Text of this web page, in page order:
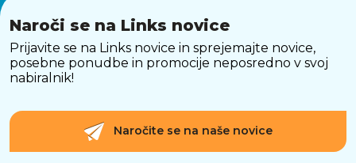
Naroči se na Links novice
Prijavite se na Links novice in sprejemajte novice,
posebne ponudbe in promocije neposredno v svoj
nabiralnik!
Naročite se na naše novice